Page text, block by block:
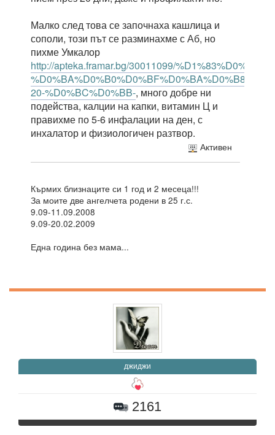
Малко след това се започнаха кашлица и
сополи, този път се разминахме с Аб, но
пихме Умкалор
http://apteka.framar.bg/30011099/
%D0%BA%D0%B0%D0%BF%D0%BA%D0%B8-
20-%D0%BC%D0%BB-, много добре ни
подейства, калции на капки, витамин Ц и
правихме по 5-6 инфалации на ден, с
инхалатор и физиологичен разтвор.
Активен
Кърмих близнаците си 1 год и 2 месеца!!!
За моите две ангелчета родени в 25 г.с.
9.09-11.09.2008
9.09-20.02.2009
Една година без мама...
джиджи
2161